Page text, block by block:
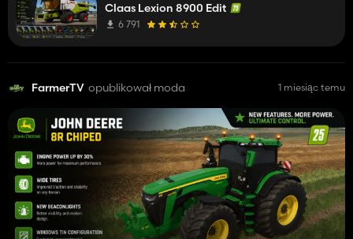
Claas Lexion 8900 Edit
6 791
FarmerTV opublikował moda 1 miesiąc temu